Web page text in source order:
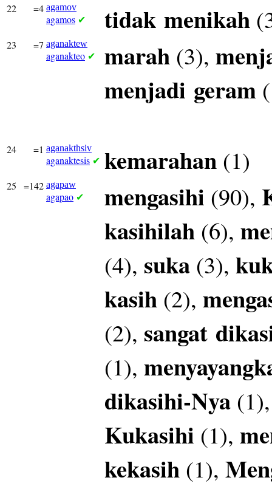
22 =4 agamov
agamos ✔ tidak menikah
23 =7 aganaktew
aganakteo ✔ marah (3),
menjadi geram
24 =1 aganakthsiv
aganaktesis ✔ kemarahan (1)
25 =142 agapaw
agapao ✔ mengasihi (90),
kasihilah (6),
(4), suka (3),
kasih (2),
(2), sangat
(1),
dikasihi-Nya
Kukasihi (1),
kekasih (1),